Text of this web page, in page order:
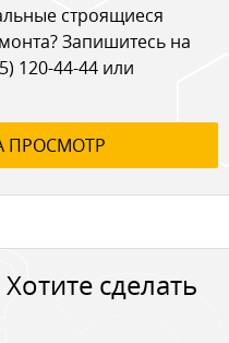
строящиеся
Запишитесь на
120-44-44 или
ПРОСМОТР
сделать